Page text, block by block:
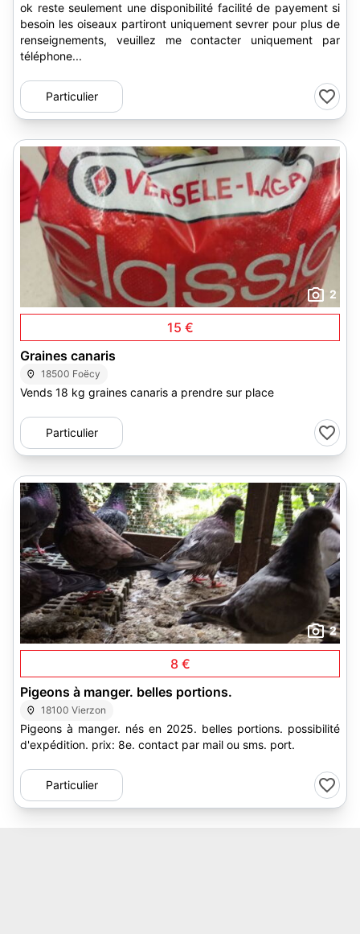
ok reste seulement une disponibilité facilité de payement si
besoin les oiseaux partiront uniquement sevrer pour plus de
renseignements, veuillez me contacter uniquement par
téléphone...
Particulier
2
15 €
Graines canaris
18500 Foëcy
Vends 18 kg graines canaris a prendre sur place
Particulier
2
8 €
Pigeons à manger. belles portions.
18100 Vierzon
Pigeons à manger. nés en 2025. belles portions. possibilité
d'expédition. prix: 8e. contact par mail ou sms. port.
Particulier